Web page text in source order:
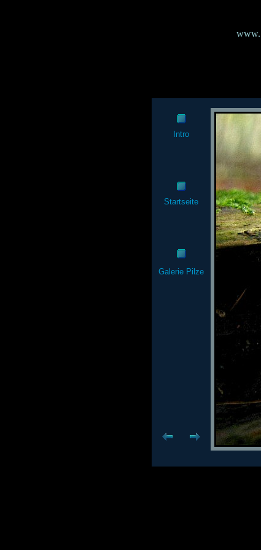
www.
Intro
Startseite
Galerie Pilze